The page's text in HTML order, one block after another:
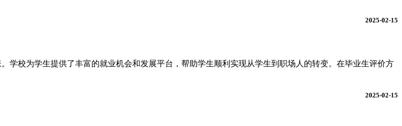
2025-02-15
学校为学生提供了丰富的就业机会和发展平台，帮助学生顺利实现从学生到职场人的转变。在毕业生评价方
2025-02-15